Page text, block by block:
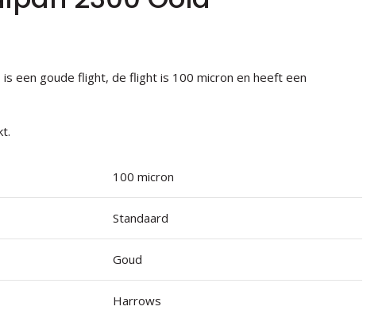
een goude flight, de flight is 100 micron en heeft een
100 micron
Standaard
Goud
Harrows